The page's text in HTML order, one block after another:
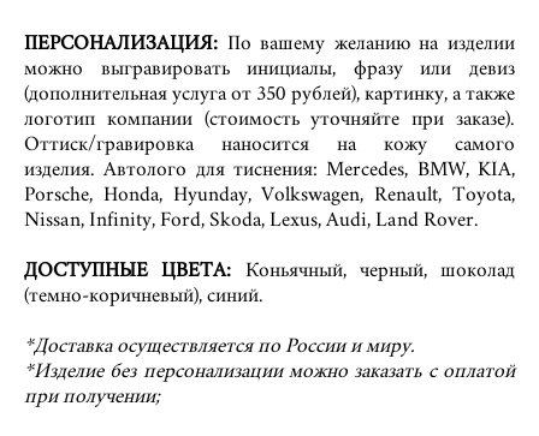
ПЕРСОНАЛИЗАЦИЯ: По вашему желанию на изделии
можно выгравировать инициалы, фразу или девиз
(дополнительная услуга от 350 рублей), картинку, а также
логотип компании (стоимость уточняйте при заказе).
Оттиск/гравировка наносится на кожу самого
изделия. Автолого для тиснения: Mercedes, BMW, KIA,
Porsche, Honda, Hyunday, Volkswagen, Renault, Toyota,
Nissan, Infinity, Ford, Skoda, Lexus, Audi, Land Rover.
ДОСТУПНЫЕ ЦВЕТА: Коньячный, черный, шоколад
(темно-коричневый), синий.
*Доставка осуществляется по России и миру.
*Изделие без персонализации можно заказать с оплатой
при получении;